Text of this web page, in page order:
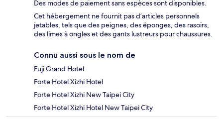
Des modes de paiement sans espèces sont disponibles.
Cet hébergement ne fournit pas d’articles personnels
jetables, tels que des peignes, des éponges, des rasoirs,
des limes à ongles et des gants lustreurs pour chaussures.
Connu aussi sous le nom de
Fuji Grand Hotel
Forte Hotel Xizhi Hotel
Forte Hotel Xizhi New Taipei City
Forte Hotel Xizhi Hotel New Taipei City